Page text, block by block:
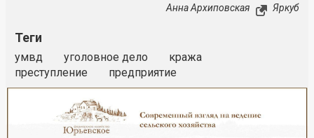
Анна Архиповская Яркуб
Теги
умвд уголовное дело
кража
преступление
предприятие